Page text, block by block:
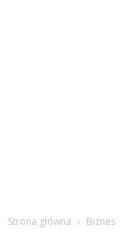
Strona główna Biznes